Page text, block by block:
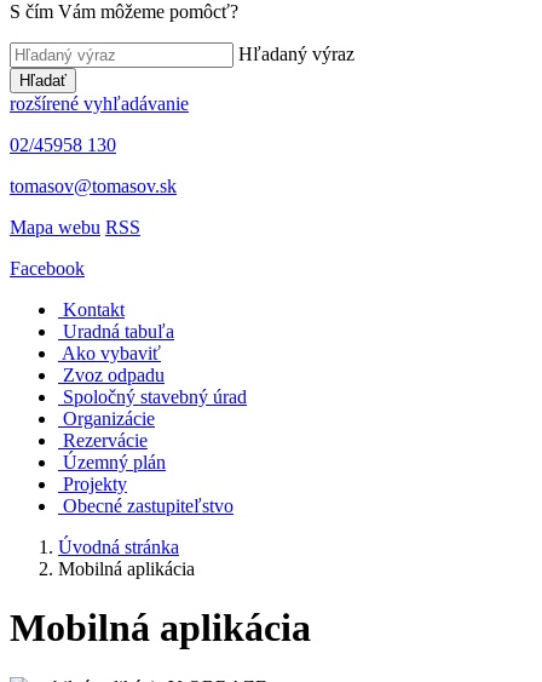
S čím Vám môžeme pomôcť?
Hľadaný výraz
Hľadať
rozšírené vyhľadávanie
02/45958 130
tomasov@tomasov.sk
Mapa webu RSS
Facebook
Kontakt
Uradná tabuľa
Ako vybaviť
Zvoz odpadu
Spoločný stavebný úrad
Organizácie
Rezervácie
Územný plán
Projekty
Obecné zastupiteľstvo
Úvodná stránka
Mobilná aplikácia
Mobilná aplikácia